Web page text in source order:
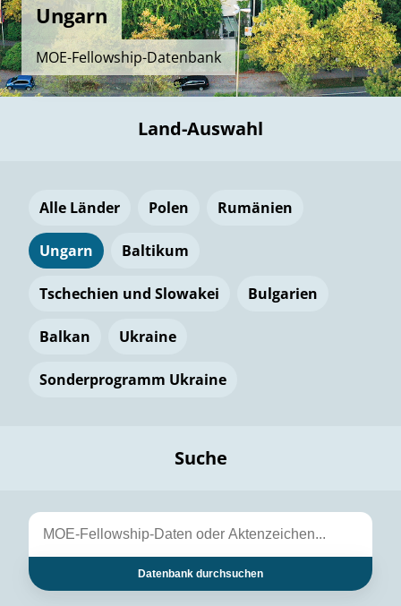
Ungarn
MOE-Fellowship-Datenbank
Land-Auswahl
Alle Länder Polen Rumänien
Ungarn Baltikum
Tschechien und Slowakei Bulgarien
Balkan Ukraine
Sonderprogramm Ukraine
Suche
Datenbank durchsuchen